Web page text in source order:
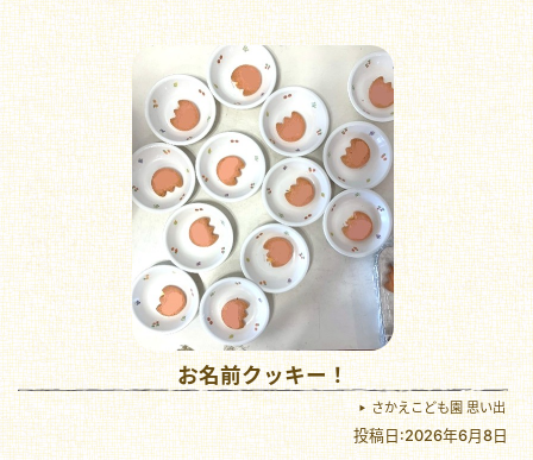
お名前クッキー！
さかえこども園 思い出
投稿日:2026年6月8日